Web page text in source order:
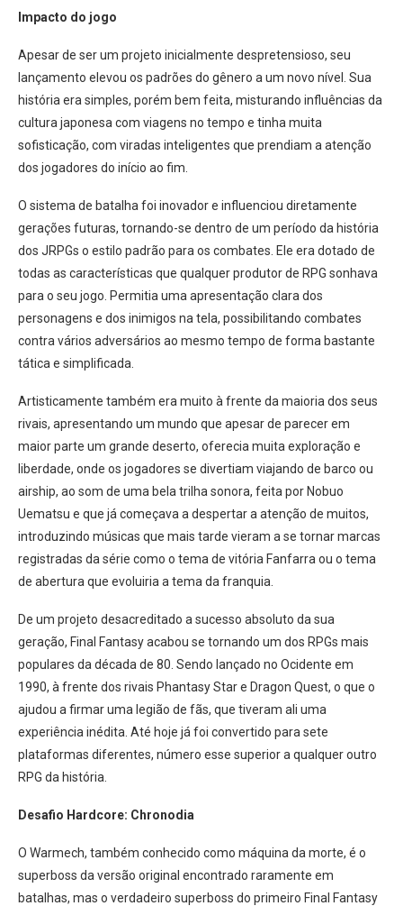
Impacto do jogo
Apesar de ser um projeto inicialmente despretensioso, seu
lançamento elevou os padrões do gênero a um novo nível. Sua
história era simples, porém bem feita, misturando influências da
cultura japonesa com viagens no tempo e tinha muita
sofisticação, com viradas inteligentes que prendiam a atenção
dos jogadores do início ao fim.
O sistema de batalha foi inovador e influenciou diretamente
gerações futuras, tornando-se dentro de um período da história
dos JRPGs o estilo padrão para os combates. Ele era dotado de
todas as características que qualquer produtor de RPG sonhava
para o seu jogo. Permitia uma apresentação clara dos
personagens e dos inimigos na tela, possibilitando combates
contra vários adversários ao mesmo tempo de forma bastante
tática e simplificada.
Artisticamente também era muito à frente da maioria dos seus
rivais, apresentando um mundo que apesar de parecer em
maior parte um grande deserto, oferecia muita exploração e
liberdade, onde os jogadores se divertiam viajando de barco ou
airship, ao som de uma bela trilha sonora, feita por Nobuo
Uematsu e que já começava a despertar a atenção de muitos,
introduzindo músicas que mais tarde vieram a se tornar marcas
registradas da série como o tema de vitória Fanfarra ou o tema
de abertura que evoluiria a tema da franquia.
De um projeto desacreditado a sucesso absoluto da sua
geração, Final Fantasy acabou se tornando um dos RPGs mais
populares da década de 80. Sendo lançado no Ocidente em
1990, à frente dos rivais Phantasy Star e Dragon Quest, o que o
ajudou a firmar uma legião de fãs, que tiveram ali uma
experiência inédita. Até hoje já foi convertido para sete
plataformas diferentes, número esse superior a qualquer outro
RPG da história.
Desafio Hardcore: Chronodia
O Warmech, também conhecido como máquina da morte, é o
superboss da versão original encontrado raramente em
batalhas, mas o verdadeiro superboss do primeiro Final Fantasy